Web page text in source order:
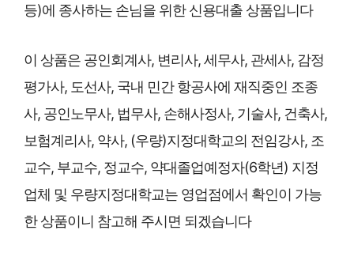
등)에 종사하는 손님을 위한 신용대출 상품입니다
이 상품은 공인회계사, 변리사, 세무사, 관세사, 감정
평가사, 도선사, 국내 민간 항공사에 재직중인 조종
사, 공인노무사, 법무사, 손해사정사, 기술사, 건축사,
보험계리사, 약사, (우량)지정대학교의 전임강사, 조
교수, 부교수, 정교수, 약대졸업예정자(6학년) 지정
업체 및 우량지정대학교는 영업점에서 확인이 가능
한 상품이니 참고해 주시면 되겠습니다